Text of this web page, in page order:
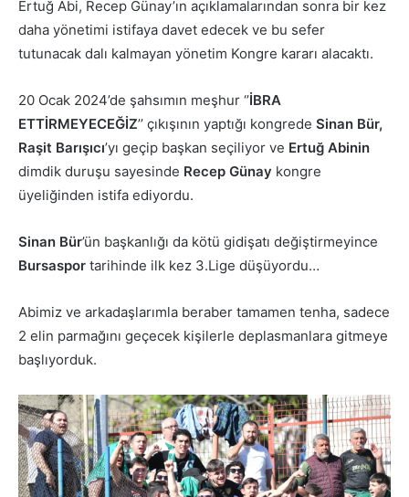
Ertuğ Abi, Recep Günay’ın açıklamalarından sonra bir kez
daha yönetimi istifaya davet edecek ve bu sefer
tutunacak dalı kalmayan yönetim Kongre kararı alacaktı.
20 Ocak 2024’de şahsımın meşhur ‘’İBRA
ETTİRMEYECEĞİZ’’ çıkışının yaptığı kongrede Sinan Bür,
Raşit Barışıcı’yı geçip başkan seçiliyor ve Ertuğ Abinin
dimdik duruşu sayesinde Recep Günay kongre
üyeliğinden istifa ediyordu.
Sinan Bür’ün başkanlığı da kötü gidişatı değiştirmeyince
Bursaspor tarihinde ilk kez 3.Lige düşüyordu…
Abimiz ve arkadaşlarımla beraber tamamen tenha, sadece
2 elin parmağını geçecek kişilerle deplasmanlara gitmeye
başlıyorduk.